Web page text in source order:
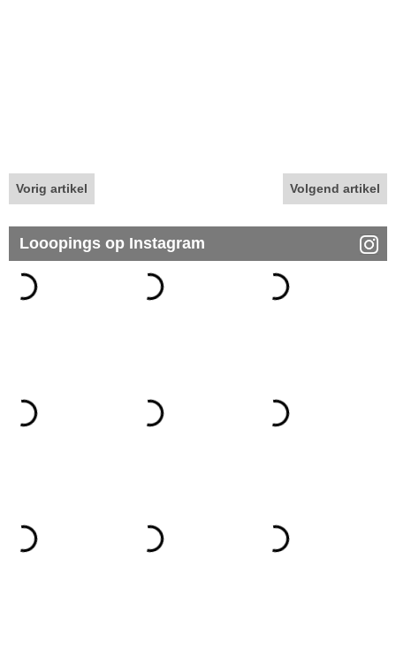
Vorig artikel Volgend artikel
Looopings op Instagram